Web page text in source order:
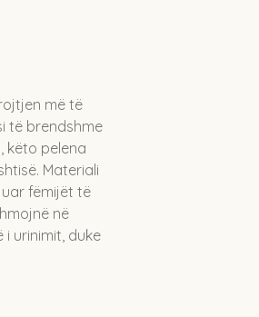
më të
të brendshme
këto pelena
Materiali
fëmijët të
në
urinimit, duke